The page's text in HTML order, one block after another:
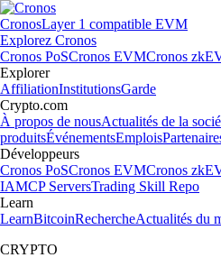
CronosLayer 1 compatible EVM
Explorez Cronos
Cronos PoSCronos EVMCronos
Explorer
AffiliationInstitutionsGarde
Crypto.com
À propos de nousActualités de la
produitsÉvénementsEmplois
Développeurs
Cronos PoSCronos EVMCronos
IAMCP ServersTrading Skill Repo
Learn
LearnBitcoinRechercheActualités du
CRYPTO